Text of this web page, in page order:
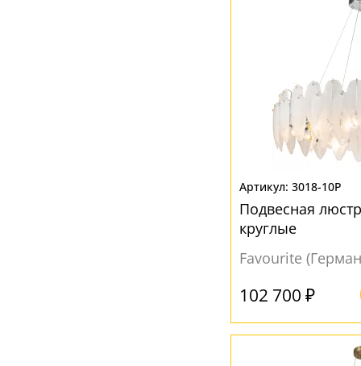
3018-10P
Подвесная
круглые
Favourite
102 700 ₽